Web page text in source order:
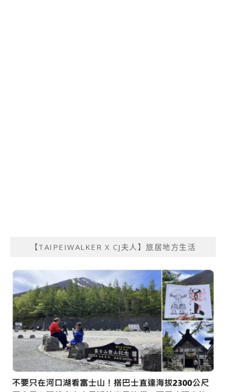
【TAIPEIWALKER X CJ夫人】旅居地方生活